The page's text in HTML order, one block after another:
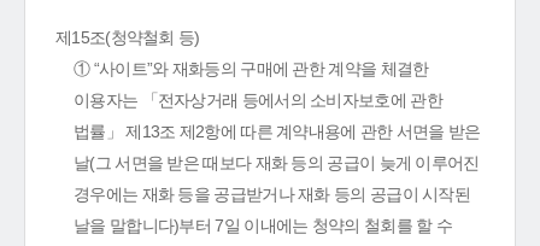
제15조(청약철회 등)
① “사이트”와 재화등의 구매에 관한 계약을 체결한
이용자는 「전자상거래 등에서의 소비자보호에 관한
법률」 제13조 제2항에 따른 계약내용에 관한 서면을 받은
날(그 서면을 받은 때보다 재화 등의 공급이 늦게 이루어진
경우에는 재화 등을 공급받거나 재화 등의 공급이 시작된
날을 말합니다)부터 7일 이내에는 청약의 철회를 할 수